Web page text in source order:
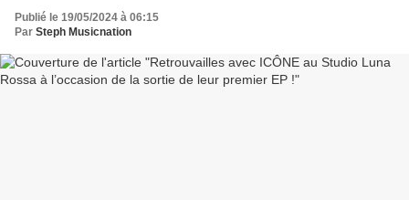
Publié le 19/05/2024 à 06:15
Par Steph Musicnation